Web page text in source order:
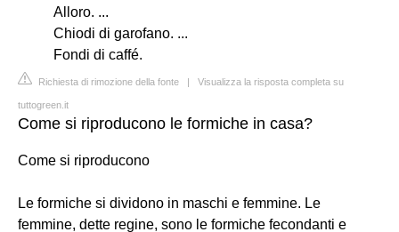
Alloro. ...
Chiodi di garofano. ...
Fondi di caffé.
Richiesta di rimozione della fonte | Visualizza la risposta completa su
tuttogreen.it
Come si riproducono le formiche in casa?
Come si riproducono
Le formiche si dividono in maschi e femmine. Le
femmine, dette regine, sono le formiche fecondanti e